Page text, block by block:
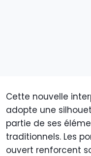
Cette nouvelle
adopte une
partie de ses
traditionnels. Les
ouvert renforcent